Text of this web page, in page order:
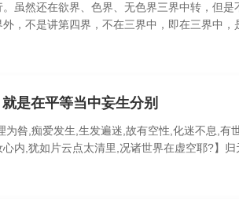
虽然还在欲界、色界、无色界三界中转，但是
，不是讲第四界，不在三界中，即在三界中
是在平等当中妄生分别
咎,痴爱发生,生发遍迷,故有空性,化迷不息,有
内,犹如片云点太清里,况诸世界在虚空耶?】归